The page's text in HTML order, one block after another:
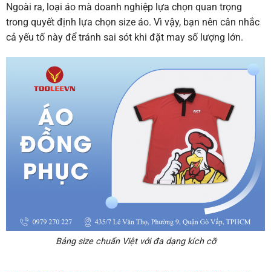
Ngoài ra, loại áo mà doanh nghiệp lựa chọn quan trọng
trong quyết định lựa chọn size áo. Vì vậy, bạn nên cân nhắc
cả yếu tố này để tránh sai sót khi đặt may số lượng lớn.
Bảng size chuẩn Việt với đa dạng kích cỡ